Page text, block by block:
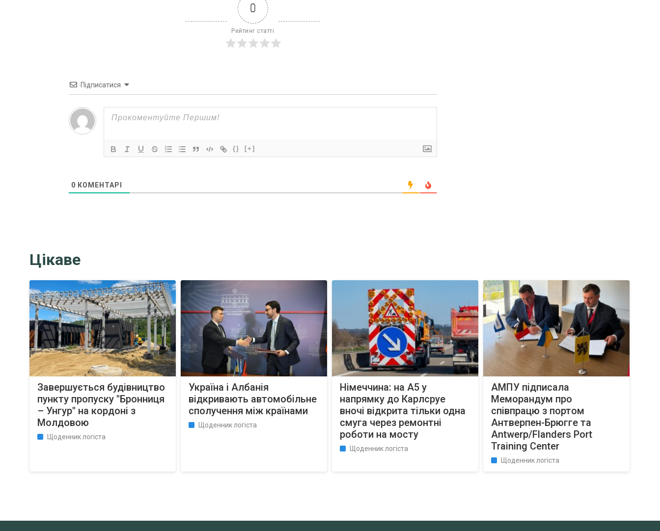
0
Рейтинг статті
Підписатися
{} [+]
0 КОМЕНТАРІ
Цікаве
Завершується будівництво
пункту пропуску "Бронниця
– Унгур" на кордоні з
Молдовою
Щоденник логіста
Україна і Албанія
відкривають автомобільне
сполучення між країнами
Щоденник логіста
Німеччина: на A5 у
напрямку до Карлсруе
вночі відкрита тільки одна
смуга через ремонтні
роботи на мосту
Щоденник логіста
АМПУ підписала
Меморандум про
співпрацю з портом
Антверпен-Брюгге та
Antwerp/Flanders Port
Training Center
Щоденник логіста